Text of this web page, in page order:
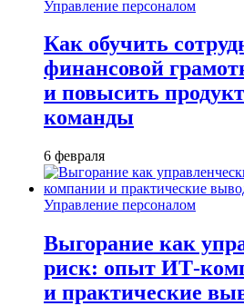
Управление персоналом
Как обучить
финансовой
и повысить
команды
6 февраля
Управление персоналом
Выгорание как
риск: опыт ИТ-
и практические